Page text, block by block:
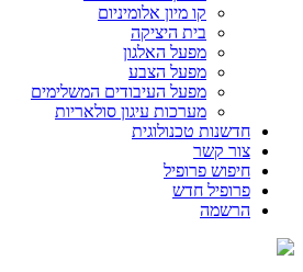
קו מיון אלומיניום
בית היציקה
מפעל האלגון
מפעל הצבע
מפעל העיבודים המשלימים
מערכות עיגון סולאריות
חדשנות טכנולוגית
צור קשר
­חיפוש פרופיל
פרופיל חדש
הרשמה